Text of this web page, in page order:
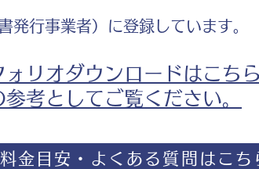
行事業者）に登録しています。
ォリオダウンロードはこち
考としてご覧ください。
金目安・よくある質問はこち